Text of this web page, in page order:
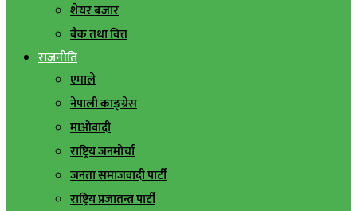
शेयर बजार
बैंक तथा वित्त
राजनीति
एमाले
नेपाली काङ्ग्रेस
माओवादी
राष्ट्रिय जनमोर्चा
जनता समाजवादी पार्टी
राष्ट्रिय प्रजातन्त्र पार्टी